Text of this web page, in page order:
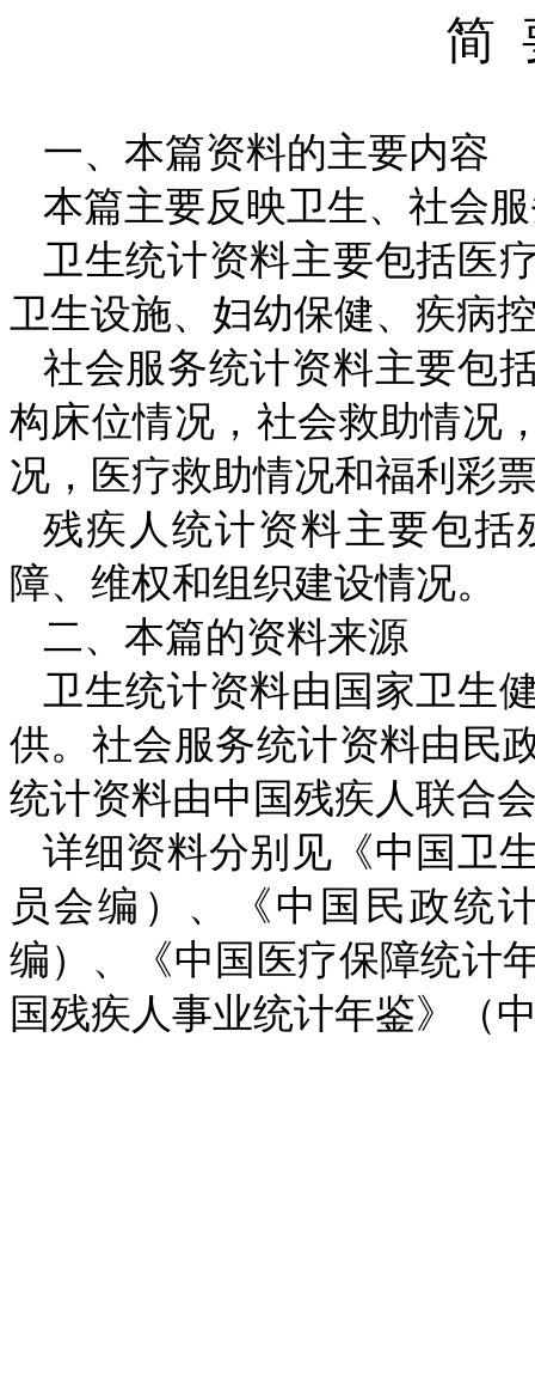
简
一、本篇资料的主要内容
本篇主要反映卫生、社会
卫生统计资料主要包括医
卫生设施、妇幼保健、疾病
社会服务统计资料主要包
构床位情况，社会救助情况
况，医疗救助情况和福利彩
残疾人统计资料主要包
障、维权和组织建设情况。
二、本篇的资料来源
卫生统计资料由国家卫生
供。社会服务统计资料由民
统计资料由中国残疾人联合
详细资料分别见《中国卫
员会编）、《中国民政统
编）、《中国医疗保障统计
国残疾人事业统计年鉴》（